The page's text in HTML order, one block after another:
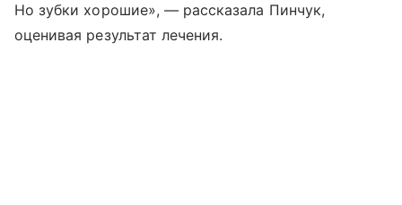
Но зубки хорошие», — рассказала Пинчук,
оценивая результат лечения.